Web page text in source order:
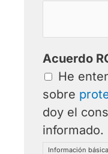
Acuerdo
He
sobre
doy el
informado.
Información